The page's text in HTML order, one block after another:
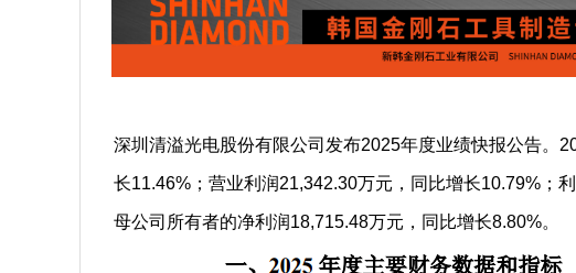
深圳清溢光电股份有限公司发布2025年度业绩快报公告。
长11.46%；营业利润21,342.30万元，同比增长10.79%；
母公司所有者的净利润18,715.48万元，同比增长8.80%。